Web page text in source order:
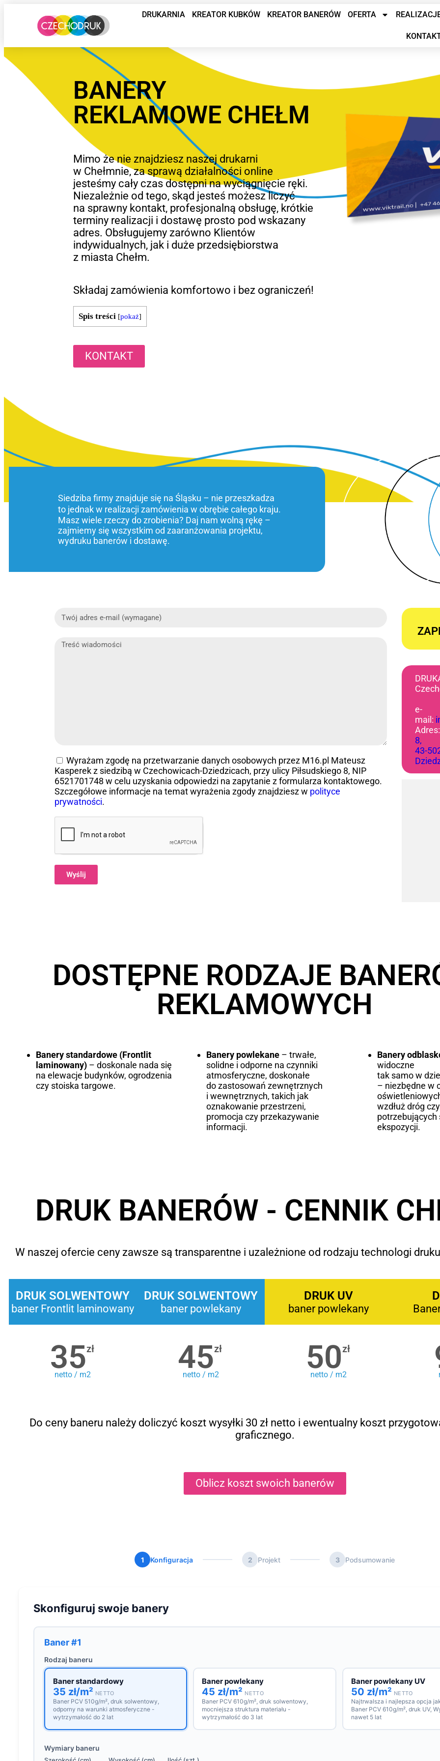
DRUKARNIA KREATOR KUBKÓW KREATOR BANERÓW OFERTA
BANERY
REKLAMOWE CHEŁM
Mimo że nie znajdziesz naszej drukarni
w Chełmnie, za sprawą działalności online
jesteśmy cały czas dostępni na wyciągnięcie ręki.
Niezależnie od tego, skąd jesteś możesz liczyć
na sprawny kontakt, profesjonalną obsługę, krótkie
terminy realizacji i dostawę prosto pod wskazany
adres. Obsługujemy zarówno Klientów
indywidualnych, jak i duże przedsiębiorstwa
z miasta Chełm.
Składaj zamówienia komfortowo i bez ograniczeń!
Spis treści [pokaż]
KONTAKT
Siedziba firmy znajduje się na Śląsku – nie przeszkadza
to jednak w realizacji zamówienia w obrębie całego kraju.
Masz wiele rzeczy do zrobienia? Daj nam wolną rękę –
zajmiemy się wszystkim od zaaranżowania projektu,
wydruku banerów i dostawę.
Wyrażam zgodę na przetwarzanie danych osobowych przez M16.pl Mateusz
Kasperek z siedzibą w Czechowicach-Dziedzicach, przy ulicy Piłsudskiego 8, NIP
6521701748 w celu uzyskania odpowiedzi na zapytanie z formularza kontaktowego.
Szczegółowe informacje na temat wyrażenia zgody znajdziesz w polityce
prywatności.
Wyślij
e-
mail:
Adres:
8,
43-
DOSTĘPNE RODZAJE
REKLAMOWYCH
Banery standardowe (Frontlit
laminowany) – doskonale nada się
na elewacje budynków, ogrodzenia
czy stoiska targowe.
Banery powlekane – trwałe,
solidne i odporne na czynniki
atmosferyczne, doskonałe
do zastosowań zewnętrznych
i wewnętrznych, takich jak
oznakowanie przestrzeni,
promocja czy przekazywanie
informacji.
Banery
widoczne
tak samo w
– niezbędne w
wzdłuż dróg
potrzebujących
ekspozycji.
DRUK BANERÓW - CENNIK
W naszej ofercie ceny zawsze są transparentne i uzależnione od rodzaju technologi
DRUK SOLWENTOWY
baner Frontlit laminowany
35zł
netto / m2
DRUK SOLWENTOWY
baner powlekany
45zł
netto / m2
DRUK UV
baner powlekany
50zł
netto / m2
Do ceny baneru należy doliczyć koszt wysyłki 30 zł netto i ewentualny koszt
graficznego.
Oblicz koszt swoich banerów
1 Konfiguracja 2 Projekt 3 Podsumowanie
Skonfiguruj swoje banery
Baner #1
Rodzaj baneru
Baner standardowy
35 zł/m² NETTO
Baner PCV 510g/m², druk solwentowy,
odporny na warunki atmosferyczne -
wytrzymałość do 2 lat
Baner powlekany
45 zł/m² NETTO
Baner PCV 610g/m², druk solwentowy,
mocniejsza struktura materiału -
wytrzymałość do 3 lat
Baner powlekany UV
50 zł/m² NETTO
Najtrwalsza i najlepsza opcja
Baner PCV 610g/m², druk UV,
nawet 5 lat
Wymiary baneru